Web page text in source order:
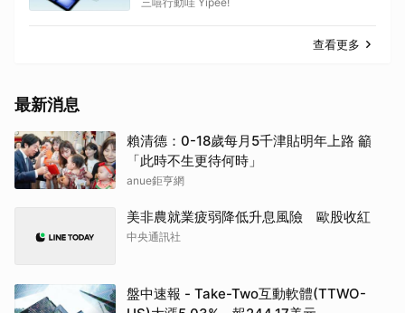
查看更多
最新消息
賴清德：0-18歲每月5千津貼明年上路 籲
「此時不生更待何時」
anue鉅亨網
美非農就業疲弱降低升息風險 歐股收紅
中央通訊社
盤中速報 - Take-Two互動軟體(TTWO-